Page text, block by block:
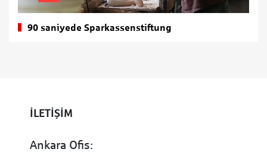
90 saniyede Sparkassenstiftung
İLETİŞİM
Ankara Ofis: